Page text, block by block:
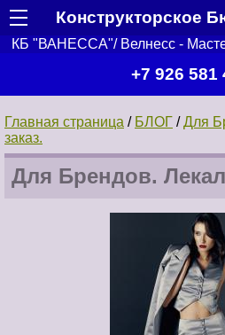
Конструкторское
КБ "ВАНЕССА"/ Велнесс -
+7 926 581
Главная страница / БЛОГ /Для
заказ.
Для Брендов.